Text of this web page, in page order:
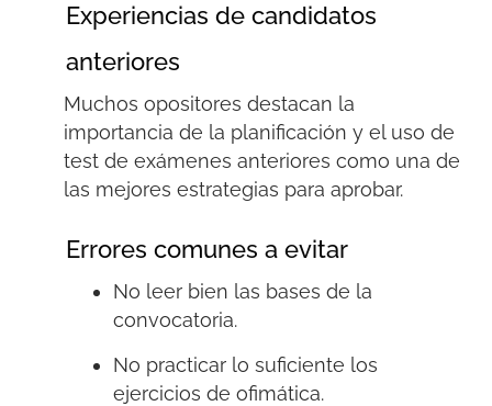
Experiencias de candidatos
anteriores
Muchos opositores destacan la
importancia de la planificación y el uso de
testde exámenes anteriores como una de
las mejores estrategias para aprobar.
Errores comunes a evitar
No leer bien las bases de la
convocatoria.
No practicar lo suficiente los
ejercicios de ofimática.